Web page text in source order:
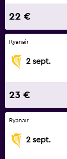
22 €
Ryanair
2 sept.
23 €
Ryanair
2 sept.